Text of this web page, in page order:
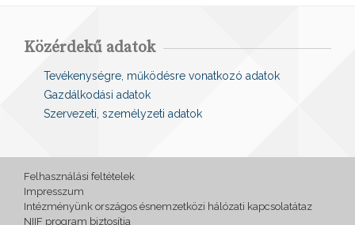
Közérdekű adatok
Tevékenységre, működésre vonatkozó adatok
Gazdálkodási adatok
Szervezeti, személyzeti adatok
Felhasználási feltételek
Impresszum
Intézményünk országos ésnemzetközi hálózati kapcsolatátaz
NIIF program biztosítja